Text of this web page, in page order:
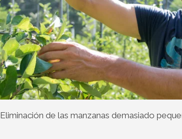
Eliminación de las manzanas demasiado